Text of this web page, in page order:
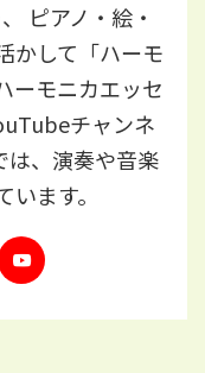
ピアノ・絵・
かして「ハーモ
ーモニカエッセ
チャンネ
は、演奏や音楽
ます。